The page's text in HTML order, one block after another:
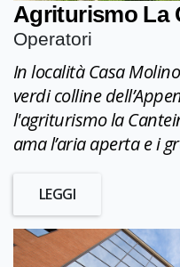
Agriturismo La
Operatori
In località Casa
verdi colline
l'agriturismo la
ama l’aria aperta e i
LEGGI